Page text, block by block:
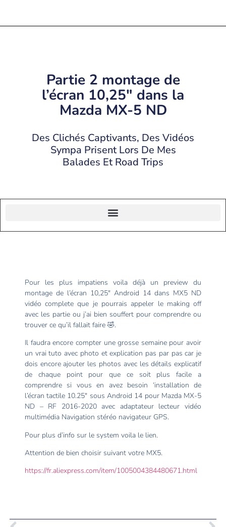
Partie 2 montage de
l’écran 10,25″ dans la
Mazda MX-5 ND
Des Clichés Captivants, Des Vidéos
Sympa Prisent Lors De Mes
Balades Et Road Trips
Pour les plus impatiens voila déjà un preview du
montage de l’écran 10,25″ Android 14 dans MX5 ND
vidéo complete que je pourrais appeler le making off
avec les partie ou j’ai bien souffert pour comprendre ou
trouver ce qu’il fallait faire 🤣.
Il faudra encore compter une grosse semaine pour avoir
un vrai tuto avec photo et explication pas par pas car je
dois encore ajouter les photos avec les détails explicatif
de chaque point pour que ce soit plus facile a
comprendre si vous en avez besoin ‘installation de
l’écran tactile 10.25″ sous Android 14 pour Mazda MX-5
ND – RF 2016-2020 avec adaptateur lecteur vidéo
multimédia Navigation stéréo navigateur GPS.
Pour plus d’info sur le system voila le lien.
Attention de bien choisir suivant votre MX5.
https://fr.aliexpress.com/item/1005004384480671.html